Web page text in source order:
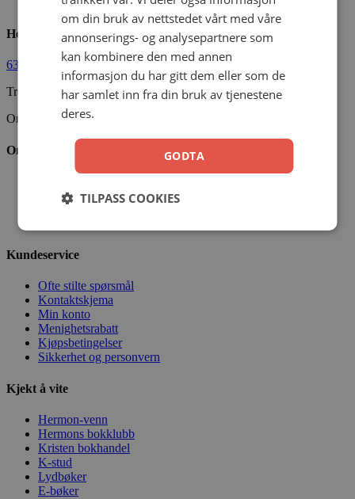
Hermon Forlag AS
63 80 30 99 ordre@hermon.no
Trondheimsveien 50 C, 2007 Kjeller
Org.nr. 889 204 982
Om oss
Vår historie
Kundeservice
Ofte stilte spørsmål
Kontaktskjema
Min konto
Menighetsrabatt
Kjøpsbetingelser
Sikkerhet og personvern
Kjekt å vite
Hermon-venn
Hermons bokklubb
Kristen bokhandel
K-stud
Lydbøker
E-bøker
om din bruk av nettstedet vårt med våre
annonserings- og analysepartnere som
kan kombinere den med annen
informasjon du har gitt dem eller som de
har samlet inn fra din bruk av tjenestene
deres.
GODTA
TILPASS COOKIES